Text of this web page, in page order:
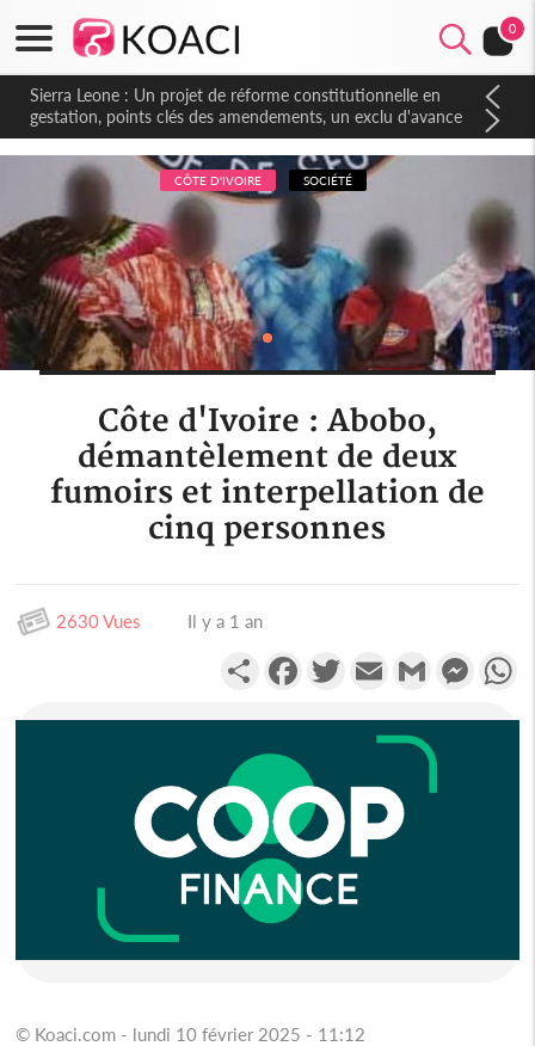
0
Sierra Leone : Un projet de réforme constitutionnelle en
gestation, points clés des amendements, un exclu d'avance
CÔTE D'IVOIRE SOCIÉTÉ
Côte d'Ivoire : Abobo,
démantèlement de deux
fumoirs et interpellation de
cinq personnes
2630 Vues Il y a 1 an
PartagerFacebookTwitterEmail Gmail
© Koaci.com - lundi 10 février 2025 - 11:12